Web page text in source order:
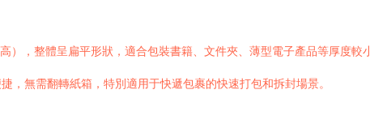
，整體呈扁平形狀，適合包裝書籍、文件夾、薄型電子產品等厚度較
無需翻轉紙箱，特別適用于快遞包裹的快速打包和拆封場景。